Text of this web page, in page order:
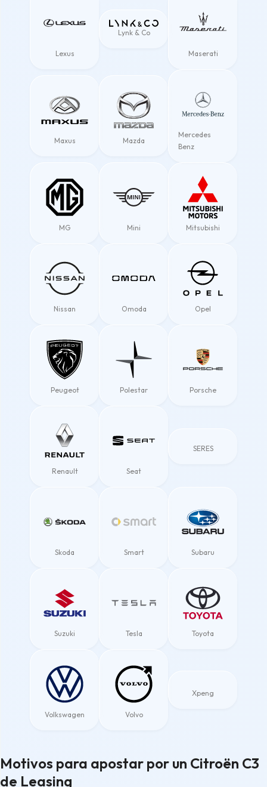
Lexus
Lynk & Co
Maserati
Maxus Mazda
Mercedes
Benz
MG Mini Mitsubishi
Nissan Omoda Opel
Peugeot Polestar Porsche
Renault Seat
SERES
Skoda Smart Subaru
Suzuki Tesla Toyota
Volkswagen Volvo
Xpeng
Motivos para apostar por un Citroën C3
de Leasing